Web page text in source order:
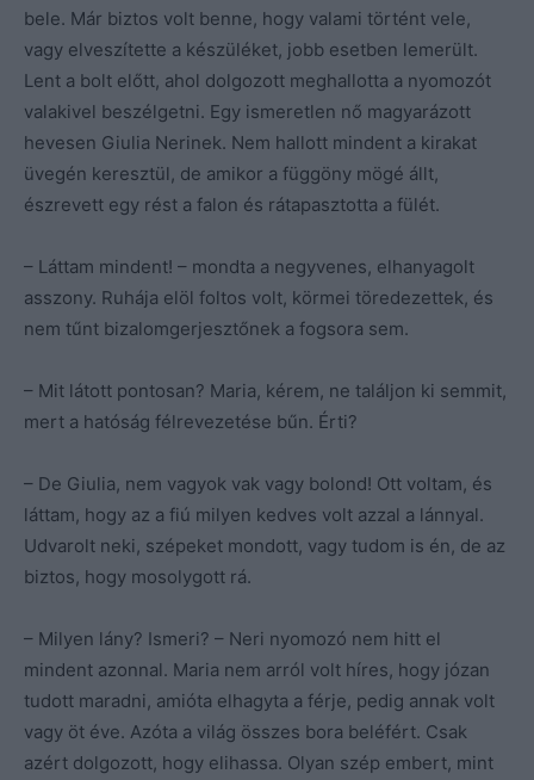
bele. Már biztos volt benne, hogy valami történt vele,
vagy elveszítette a készüléket, jobb esetben lemerült.
Lent a bolt előtt, ahol dolgozott meghallotta a nyomozót
valakivel beszélgetni. Egy ismeretlen nő magyarázott
hevesen Giulia Nerinek. Nem hallott mindent a kirakat
üvegén keresztül, de amikor a függöny mögé állt,
észrevett egy rést a falon és rátapasztotta a fülét.
– Láttam mindent! – mondta a negyvenes, elhanyagolt
asszony. Ruhája elöl foltos volt, körmei töredezettek, és
nem tűnt bizalomgerjesztőnek a fogsora sem.
– Mit látott pontosan? Maria, kérem, ne találjon ki semmit,
mert a hatóság félrevezetése bűn. Érti?
– De Giulia, nem vagyok vak vagy bolond! Ott voltam, és
láttam, hogy az a fiú milyen kedves volt azzal a lánnyal.
Udvarolt neki, szépeket mondott, vagy tudom is én, de az
biztos, hogy mosolygott rá.
– Milyen lány? Ismeri? – Neri nyomozó nem hitt el
mindent azonnal. Maria nem arról volt híres, hogy józan
tudott maradni, amióta elhagyta a férje, pedig annak volt
vagy öt éve. Azóta a világ összes bora beléfért. Csak
azért dolgozott, hogy elihassa. Olyan szép embert, mint